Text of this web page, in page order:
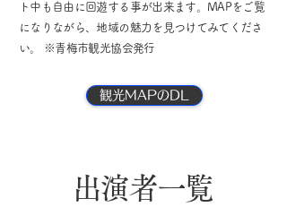
ト中も自由に回遊する事が出来ます。MAPをご覧
になりながら、地域の魅力を見つけてみてくださ
い。 ※青梅市観光協会発行
観光MAPのDL
出演者一覧